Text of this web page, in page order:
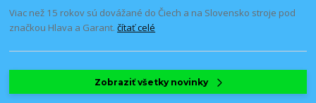
Viac než 15 rokov sú dovážané do Čiech a na Slovensko stroje pod
značkou Hlava a Garant.čítať celé
Zobraziť všetky novinky